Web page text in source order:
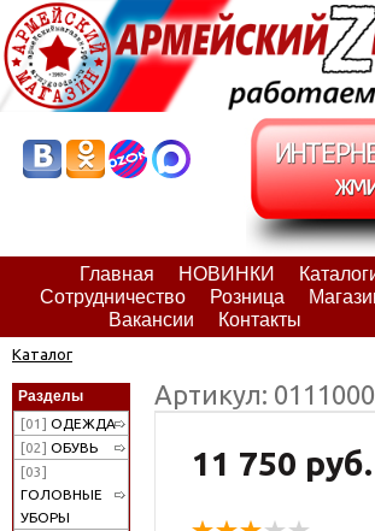
Главная НОВИНКИ
Сотрудничество
Розница
Вакансии
Контакты
Каталог
Разделы
[01] ОДЕЖДА
[02] ОБУВЬ
[03]
ГОЛОВНЫЕ
УБОРЫ
Артикул:
11 750 руб.